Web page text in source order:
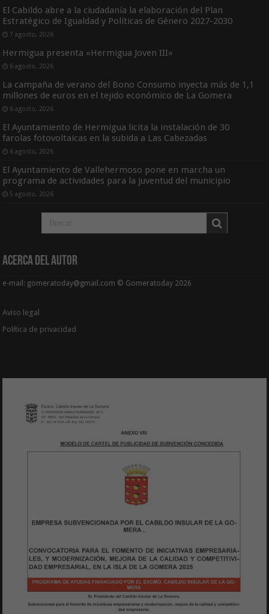
El Cabildo abre a la ciudadanía la elaboración del Plan
Estratégico de Igualdad y Políticas de Género 2027-2030
7 agosto, 2026
Hermigua presenta «Hermigua Joven III»
6 agosto, 2026
La campaña de verano del Bono Consumo inyecta más de 1,1
millones de euros en el tejido económico de La Gomera
6 agosto, 2026
El Ayuntamiento de Hermigua licita la instalación de 30
farolas fotovoltaicas en la subida a Las Cabezadas
6 agosto, 2026
El Ayuntamiento de Vallehermoso pone en marcha un
programa de actividades para la juventud del municipio
5 agosto, 2026
Acerca del Autor
e-mail: gomeratoday@gmail.com © Gomeratoday 2026
Aviso legal
Política de privacidad